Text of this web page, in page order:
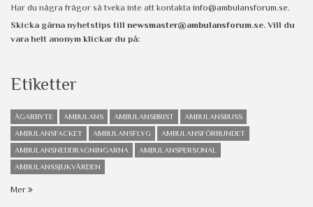
Har du några frågor så tveka inte att kontakta info@ambulansforum.se.
Skicka gärna nyhetstips till newsmaster@ambulansforum.se. Vill du
vara helt anonym klickar du på:
Etiketter
ÄGARBYTE AMBULANS AMBULANSBRIST
AMBULANSBUSS
AMBULANSFACKET
AMBULANSFLYG
AMBULANSFÖRBUNDET
AMBULANSNEDDRAGNINGARNA
AMBULANSPERSONAL
AMBULANSSJUKVÅRDEN
Mer